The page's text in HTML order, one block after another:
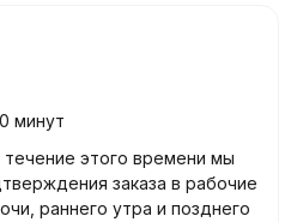
минут
этого времени мы
заказа в рабочие
раннего утра и позднего